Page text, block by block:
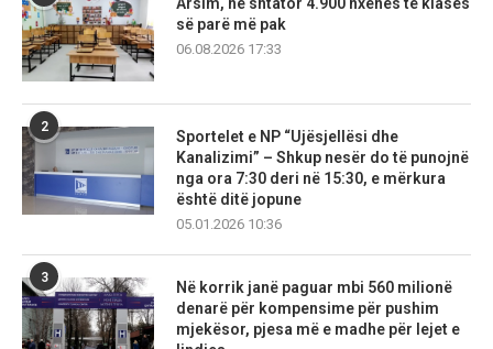
së parë më pak
06.08.2026 17:33
2
Sportelet e NP “Ujësjellësi dhe
Kanalizimi” – Shkup nesër do të punojnë
nga ora 7:30 deri në 15:30, e mërkura
është ditë jopune
05.01.2026 10:36
3
Në korrik janë paguar mbi 560 milionë
denarë për kompensime për pushim
mjekësor, pjesa më e madhe për lejet e